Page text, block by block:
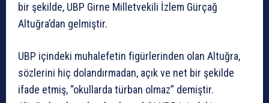
bir şekilde, UBP Girne Milletvekili İzlem Gürçağ
Altuğra’dan gelmiştir.
UBP içindeki muhalefetin figürlerinden olan Altuğra,
sözlerini hiç dolandırmadan, açık ve net bir şekilde
ifade etmiş, “okullarda türban olmaz” demiştir.